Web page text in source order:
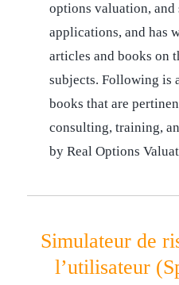
options valuation,
applications, and has
articles and books on
subjects. Following is
books that are
consulting, training,
by Real Options
Simulateur de
l’utilisateur